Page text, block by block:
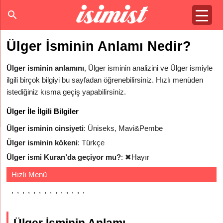
Ülger İsminin Anlamı Nedir?
Ülger isminin anlamını, Ülger isminin analizini ve Ülger ismiyle
ilgili birçok bilgiyi bu sayfadan öğrenebilirsiniz. Hızlı menüden
istediğiniz kısma geçiş yapabilirsiniz.
Ülger İle İlgili Bilgiler
Ülger isminin cinsiyeti: Üniseks, Mavi&Pembe
Ülger isminin kökeni: Türkçe
Ülger ismi Kuran’da geçiyor mu?: ✖Hayır
Hızlı Menü